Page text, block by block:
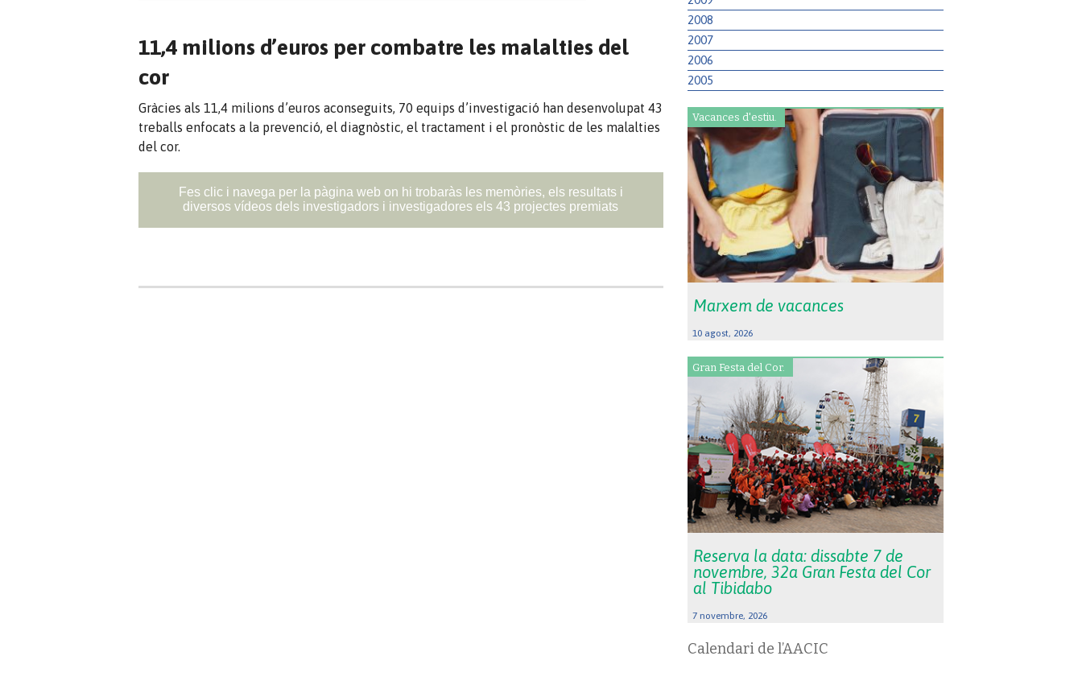
11,4 milions d’euros per combatre les malalties del
cor
Gràcies als 11,4 milions d’euros aconseguits, 70 equips d’investigació han desenvolupat 43
treballs enfocats a la prevenció, el diagnòstic, el tractament i el pronòstic de les malalties
del cor.
Fes clic i navega per la pàgina web on hi trobaràs les memòries, els resultats i
diversos vídeos dels investigadors i investigadores els 43 projectes premiats
2008
2007
2006
2005
Vacances d'estiu.
Marxem de vacances
10 agost, 2026
Gran Festa del Cor.
Reserva la data: dissabte 7 de
novembre, 32a Gran Festa del Cor
al Tibidabo
7 novembre, 2026
Calendari de l’AACIC